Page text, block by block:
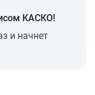
КАСКО!
и начнет